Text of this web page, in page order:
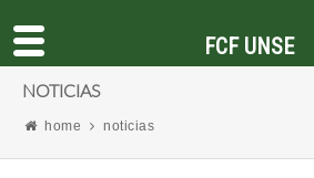
NOTICIAS
home noticias
FCF UNSE